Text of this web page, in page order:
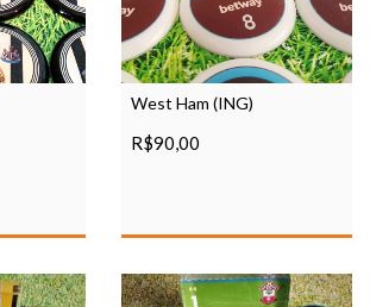
West Ham (ING)
R$90,00